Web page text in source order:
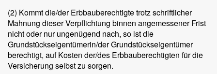
(2) Kommt die/der Erbbauberechtigte trotz schriftlicher
Mahnung dieser Verpflichtung binnen angemessener Frist
nicht oder nur ungenügend nach, so ist die
Grundstückseigentümerin/der Grundstückseigentümer
berechtigt, auf Kosten der/des Erbbauberechtigten für die
Versicherung selbst zu sorgen.